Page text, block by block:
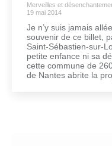
Merveilles et
19 mai 2014
Je n’y suis jamais
souvenir de ce billet,
Saint-Sébastien-sur-
petite enfance ni sa
cette commune de
de Nantes abrite la